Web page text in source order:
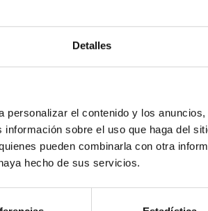
Detalles
personalizar el contenido y los
sobre el uso que haga del
pueden combinarla con otra
hecho de sus servicios.